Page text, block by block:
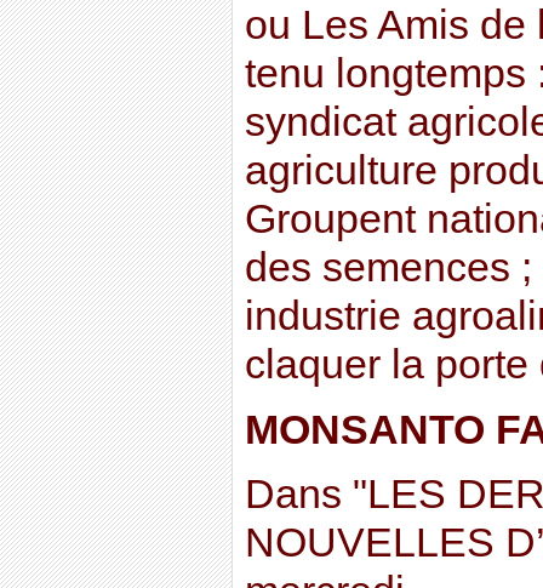
ou Les Amis de
tenu longtemps
syndicat
agriculture
Groupent
des semences ;
industrie
claquer la porte
MONSANTO
Dans "LES
NOUVELLES